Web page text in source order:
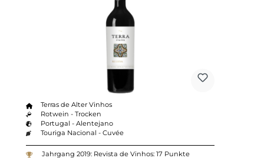
Terras de Alter Vinhos
Rotwein - Trocken
Portugal - Alentejano
Touriga Nacional - Cuvée
Jahrgang 2019: Revista de Vinhos: 17 Punkte